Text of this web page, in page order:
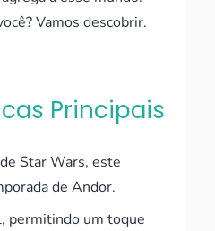
Vamos descobrir.
Principais
Star Wars, este
de Andor.
permitindo um toque